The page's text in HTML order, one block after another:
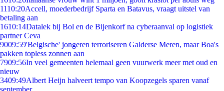
1110:20Accell, moederbedrijf Sparta en Batavus, vraagt uitstel van
betaling aan
1610:14Datalek bij Bol en de Bijenkorf na cyberaanval op logistiek
partner Ceva
9009:59'Belgische' jongeren terroriseren Galderse Meren, maar Boa's
pakken topless zonnen aan
7909:56In veel gemeenten helemaal geen vuurwerk meer met oud en
nieuw
3409:49Albert Heijn halveert tempo van Koopzegels sparen vanaf
september